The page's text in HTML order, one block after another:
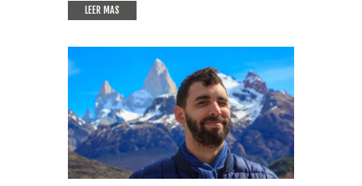
LEER MAS